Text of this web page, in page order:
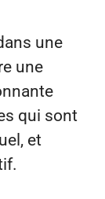
une
une
qui sont
et